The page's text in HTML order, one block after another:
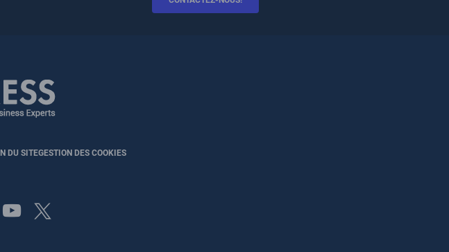
DU SITEGESTION DES COOKIES